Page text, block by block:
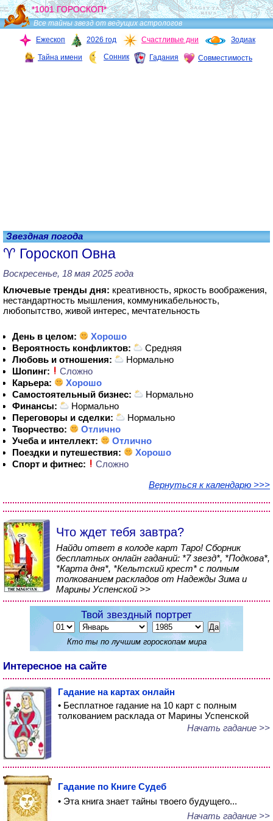
*1001 ГОРОСКОП*
Все тайны звезд от ведущих астрологов
Ежескоп
2026 год Счастливые дни Зодиак
Тайна имени Сонник Гадания Совместимость
Звездная погода
Гороскоп Овна
Воскресенье, 18 мая 2025 года
Ключевые тренды дня: креативность, яркость воображения,
нестандартность мышления, коммуникабельность,
любопытство, живой интерес, мечтательность
День в целом:
Хорошо
Вероятность конфликтов:
Средняя
Любовь и отношения:
Нормально
Шопинг:
Сложно
Карьера:
Хорошо
Самостоятельный бизнес:
Нормально
Финансы:
Нормально
Переговоры и сделки:
Нормально
Творчество:
Отлично
Учеба и интеллект:
Отлично
Поездки и путешествия:
Хорошо
Спорт и фитнес:
Сложно
Вернуться к календарю >>>
Что ждет тебя завтра?
Найди ответ в колоде карт Таро! Сборник
бесплатных онлайн гаданий: *7 звезд*, *Подкова*,
*Карта дня*, *Кельтский крест* с полным
толкованием раскладов от Надежды Зима и
Марины Успенской >>
Твой звездный портрет
Кто ты по лучшим гороскопам мира
Интересное на сайте
Гадание на картах онлайн
• Бесплатное гадание на 10 карт с полным
толкованием расклада от Марины Успенской
Начать гадание >>
Гадание по Книге Судеб
• Эта книга знает тайны твоего будущего...
Начать гадание >>